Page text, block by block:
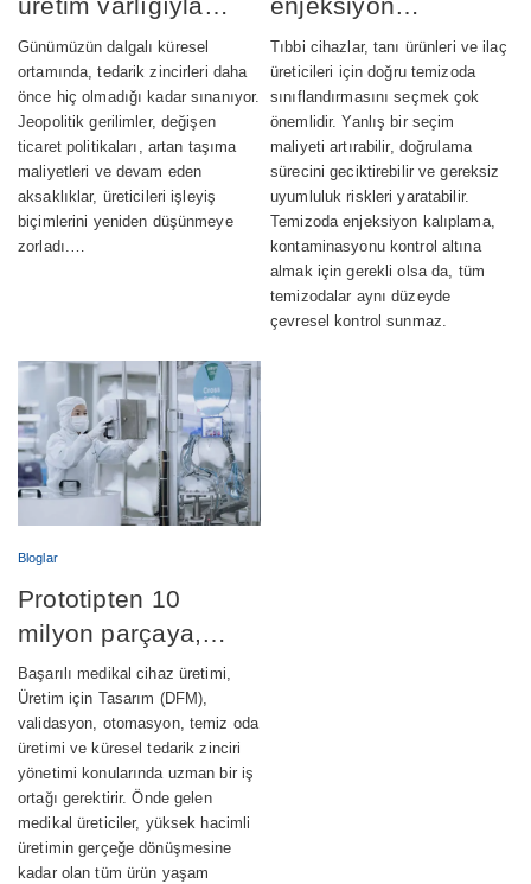
üretim varlığıyla
tedarik zincirlerini
güçlendirmek
Günümüzün dalgalı küresel
ortamında, tedarik zincirleri daha
önce hiç olmadığı kadar sınanıyor.
Jeopolitik gerilimler, değişen
ticaret politikaları, artan taşıma
maliyetleri ve devam eden
aksaklıklar, üreticileri işleyiş
biçimlerini yeniden düşünmeye
zorladı.…
enjeksiyon
kalıplama: Sınıf 7 ve
Sınıf 8 –
Aralarındaki fark
nedir?
Tıbbi cihazlar, tanı ürünleri ve ilaç
üreticileri için doğru temizoda
sınıflandırmasını seçmek çok
önemlidir. Yanlış bir seçim
maliyeti artırabilir, doğrulama
sürecini geciktirebilir ve gereksiz
uyumluluk riskleri yaratabilir.
Temizoda enjeksiyon kalıplama,
kontaminasyonu kontrol altına
almak için gerekli olsa da, tüm
temizodalar aynı düzeyde
çevresel kontrol sunmaz.
Bloglar
Prototipten 10
milyon parçaya,
medikal cihaz
üretimini başarıyla
ölçeklendirmek
Başarılı medikal cihaz üretimi,
Üretim için Tasarım (DFM),
validasyon, otomasyon, temiz oda
üretimi ve küresel tedarik zinciri
yönetimi konularında uzman bir iş
ortağı gerektirir. Önde gelen
medikal üreticiler, yüksek hacimli
üretimin gerçeğe dönüşmesine
kadar olan tüm ürün yaşam